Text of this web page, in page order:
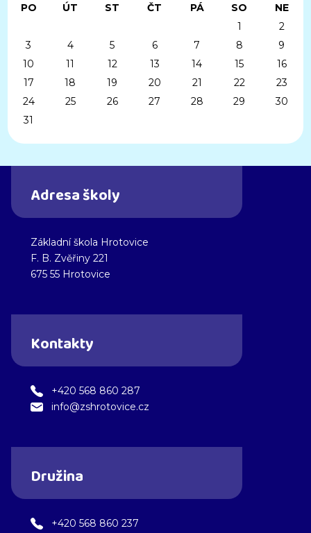
PO ÚT ST ČT PÁ SO
NE
1
2
3
4 5 6 7 8
9
10
11 12 13 14 15
16
17
18 19 20 21 22
23
24
25 26 27 28 29
30
31
Adresa školy
Základní škola Hrotovice
F. B. Zvěřiny 221
675 55 Hrotovice
Kontakty
+420 568 860 287
info@zshrotovice.cz
Družina
+420 568 860 237